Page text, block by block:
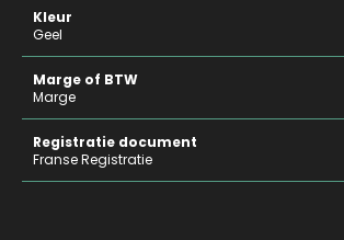
Kleur
Geel
Marge of BTW
Marge
Registratie document
Franse Registratie